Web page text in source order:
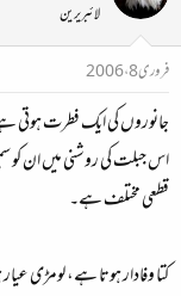
لائبریرین
فروری 8، 2006
جانوروں کی ایک فطرت
اس جبلت کی روشنی میں ان کو
قطعی مختلف ہے۔
کتا وفادار ہوتا ہے، لومڑی